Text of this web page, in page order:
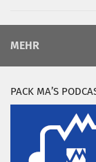
MEHR
PACK MA’S